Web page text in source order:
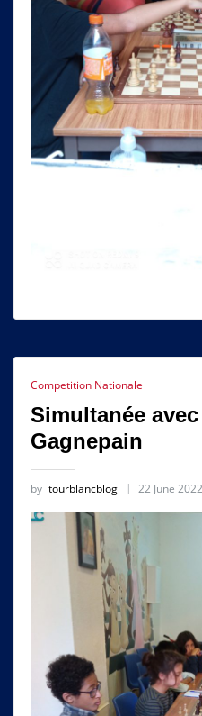
Competition Nationale
Simultanée
Gagnepain
by tourblancblog 22 June 2022